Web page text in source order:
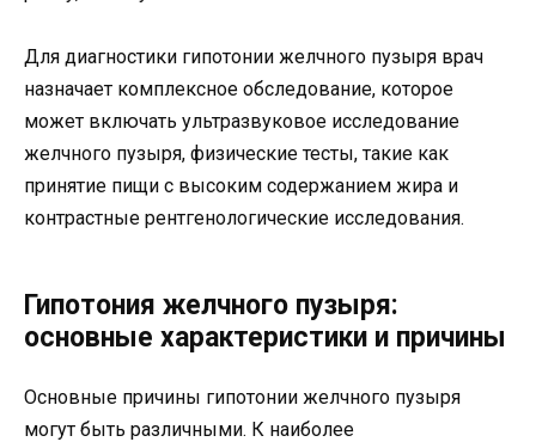
Для диагностики гипотонии желчного пузыря врач
назначает комплексное обследование, которое
может включать ультразвуковое исследование
желчного пузыря, физические тесты, такие как
принятие пищи с высоким содержанием жира и
контрастные рентгенологические исследования.
Гипотония желчного пузыря:
основные характеристики и причины
Основные причины гипотонии желчного пузыря
могут быть различными. К наиболее